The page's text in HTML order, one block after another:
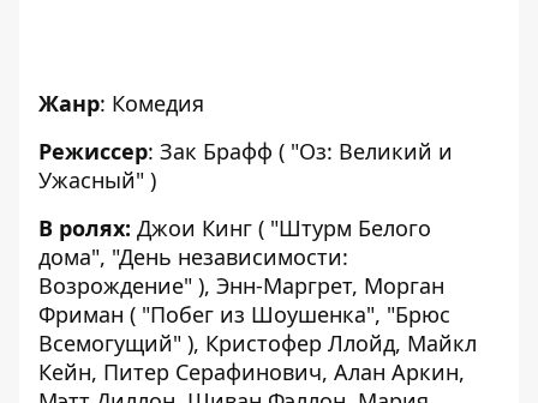
Жанр: Комедия
Режиссер: Зак Брафф ( "Оз: Великий и
Ужасный" )
В ролях: Джои Кинг ( "Штурм Белого
дома", "День независимости:
Возрождение" ), Энн-Маргрет, Морган
Фриман ( "Побег из Шоушенка", "Брюс
Всемогущий" ), Кристофер Ллойд, Майкл
Кейн, Питер Серафинович, Алан Аркин,